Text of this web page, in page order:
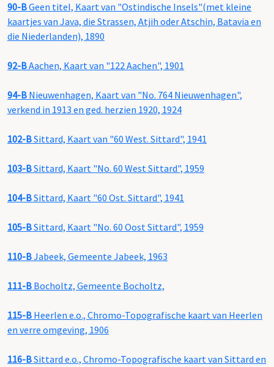
90-BGeen titel, Kaart van "Ostindische Insels"(met kleine
kaartjes van Java, die Strassen, Atjih oder Atschin, Batavia en
die Niederlanden), 1890
92-BAachen, Kaart van "122 Aachen", 1901
94-B Nieuwenhagen, Kaart van "No. 764 Nieuwenhagen",
verkend in 1913 en ged. herzien 1920, 1924
102-BSittard, Kaart van "60 West. Sittard", 1941
103-BSittard, Kaart "No. 60 West Sittard", 1959
104-BSittard, Kaart "60 Ost. Sittard", 1941
105-BSittard, Kaart "No. 60 Oost Sittard", 1959
110-BJabeek, Gemeente Jabeek, 1963
111-B Bocholtz, Gemeente Bocholtz,
115-B Heerlen e.o., Chromo-Topografische kaart van Heerlen
en verre omgeving, 1906
116-BSittard e.o., Chromo-Topografische kaart van Sittard en